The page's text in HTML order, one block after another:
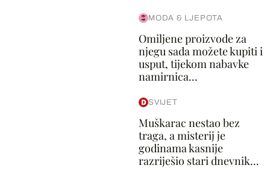
MODA & LJEPOTA
Omiljene proizvode za
njegu sada možete kupiti i
usput, tijekom nabavke
namirnica...
SVIJET
Muškarac nestao bez
traga, a misterij je
godinama kasnije
razriješio stari dnevnik...